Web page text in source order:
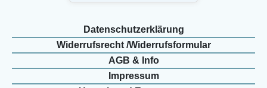
Daten­schutz­erklärung
Widerrufs­recht /Widerrufs­formular
AGB & Info
Impressum